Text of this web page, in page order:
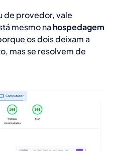
de provedor, vale
mesmo na hospedagem
os dois deixam a
mas se resolvem de